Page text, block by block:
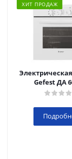
ХИТ ПРОДАЖ
Gefest ДА